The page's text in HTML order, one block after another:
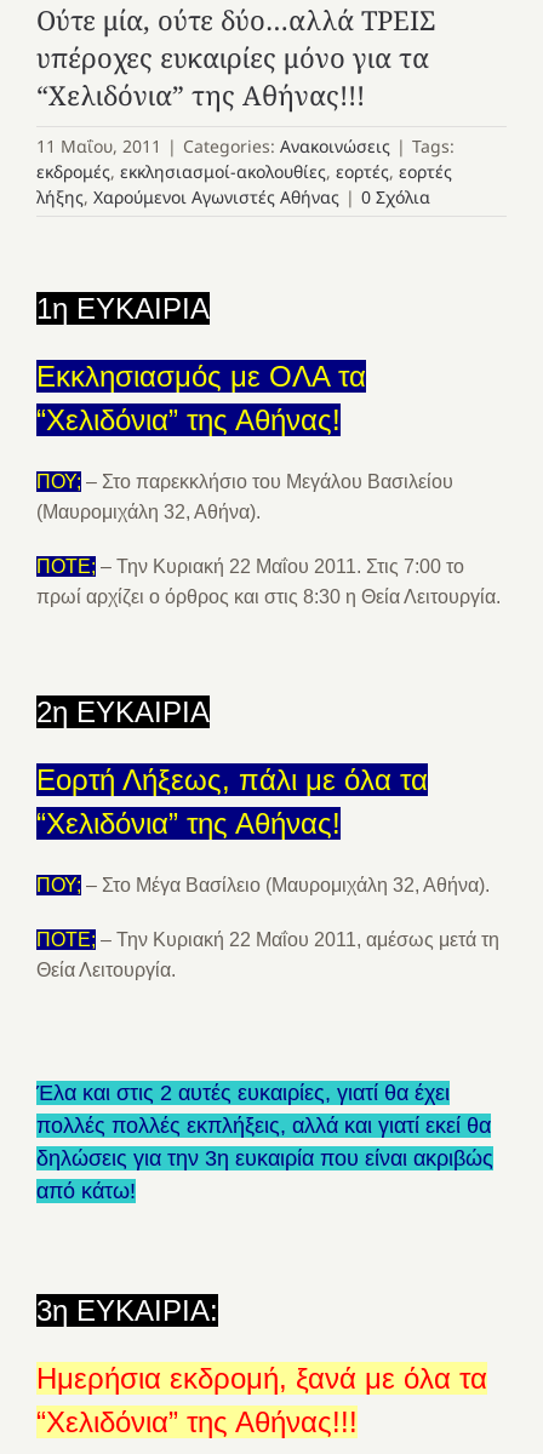
Ούτε μία, ούτε δύο…αλλά ΤΡΕΙΣ
υπέροχες ευκαιρίες μόνο για τα
“Χελιδόνια” της Αθήνας!!!
11 Μαΐου, 2011 | Categories: Ανακοινώσεις | Tags:
εκδρομές, εκκλησιασμοί-ακολουθίες, εορτές, εορτές
λήξης, Χαρούμενοι Αγωνιστές Αθήνας | 0 Σχόλια
1η ΕΥΚΑΙΡΙΑ
Εκκλησιασμός με ΟΛΑ τα
“Χελιδόνια” της Αθήνας!
ΠΟΥ; – Στο παρεκκλήσιο του Μεγάλου Βασιλείου
(Μαυρομιχάλη 32, Αθήνα).
ΠΟΤΕ; – Την Κυριακή 22 Μαΐου 2011. Στις 7:00 το
πρωί αρχίζει ο όρθρος και στις 8:30 η Θεία Λειτουργία.
2η ΕΥΚΑΙΡΙΑ
Εορτή Λήξεως, πάλι με όλα τα
“Χελιδόνια” της Αθήνας!
ΠΟΥ; – Στο Μέγα Βασίλειο (Μαυρομιχάλη 32, Αθήνα).
ΠΟΤΕ; – Την Κυριακή 22 Μαΐου 2011, αμέσως μετά τη
Θεία Λειτουργία.
Έλα και στις 2 αυτές ευκαιρίες, γιατί θα έχει
πολλές πολλές εκπλήξεις, αλλά και γιατί εκεί θα
δηλώσεις για την 3η ευκαιρία που είναι ακριβώς
από κάτω!
3η ΕΥΚΑΙΡΙΑ:
Ημερήσια εκδρομή, ξανά με όλα τα
“Χελιδόνια” της Αθήνας!!!